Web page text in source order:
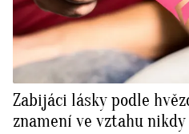
Zabijáci lásky podle
znamení ve vztahu